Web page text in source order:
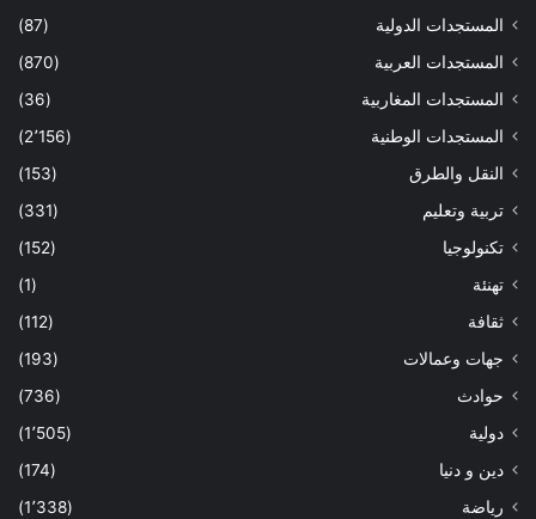
المستجدات الدولية
(87)
المستجدات العربية
(870)
المستجدات المغاربية
(36)
المستجدات الوطنية
(2٬156)
النقل والطرق
(153)
تربية وتعليم
(331)
تكنولوجيا
(152)
تهنئة
(1)
ثقافة
(112)
جهات وعمالات
(193)
حوادث
(736)
دولية
(1٬505)
دين و دنيا
(174)
رياضة
(1٬338)